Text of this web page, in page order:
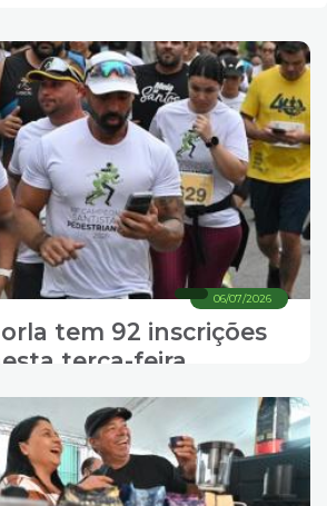
06/07/2026
tem 92 inscrições
terça-feira